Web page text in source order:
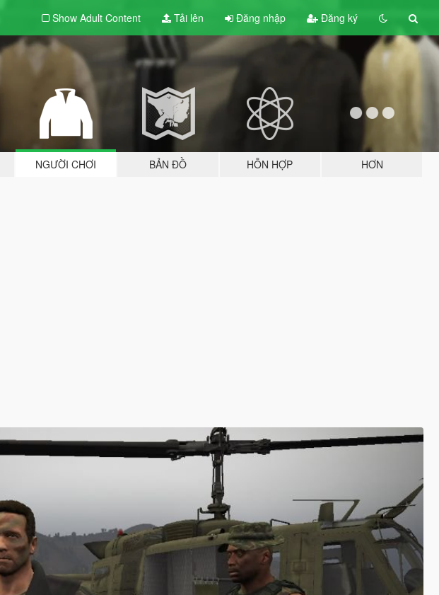
Show Adult Content Tải lên Đăng nhập Đăng ký
NGƯỜI CHƠI BẢN ĐỒ HỖN HỢP HƠN